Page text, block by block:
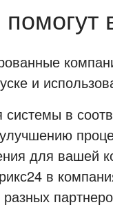
и
в
для вашей
в